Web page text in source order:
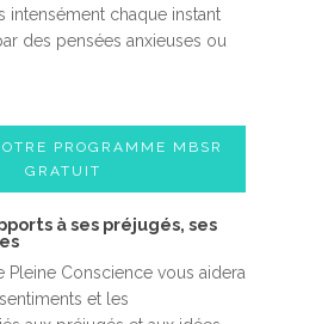
intensément chaque instant
des pensées anxieuses ou
PROGRAMME MBSR
GRATUIT
à ses préjugés, ses
Pleine Conscience vous aidera
et les